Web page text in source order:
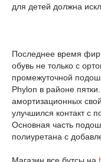
для детей должна
Последнее время
обувь не только с
промежуточной
Phylon в районе
амортизационных
улучшился контакт с
Основная часть
полиуретана с